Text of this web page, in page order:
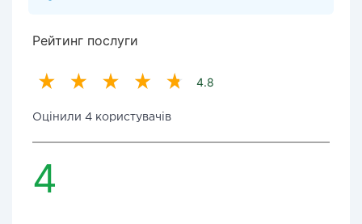
Рейтинг послуги
4.8
Оцінили 4 користувачів
4